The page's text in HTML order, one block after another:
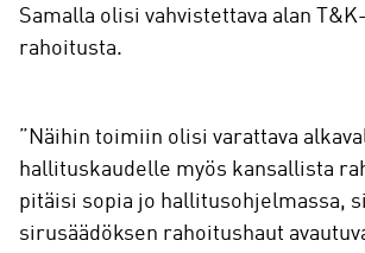
Samalla olisi vahvistettava alan
rahoitusta.
”Näihin toimiin olisi varattava
hallituskaudelle myös kansallista
pitäisi sopia jo hallitusohjelmassa,
sirusäädöksen rahoitushaut